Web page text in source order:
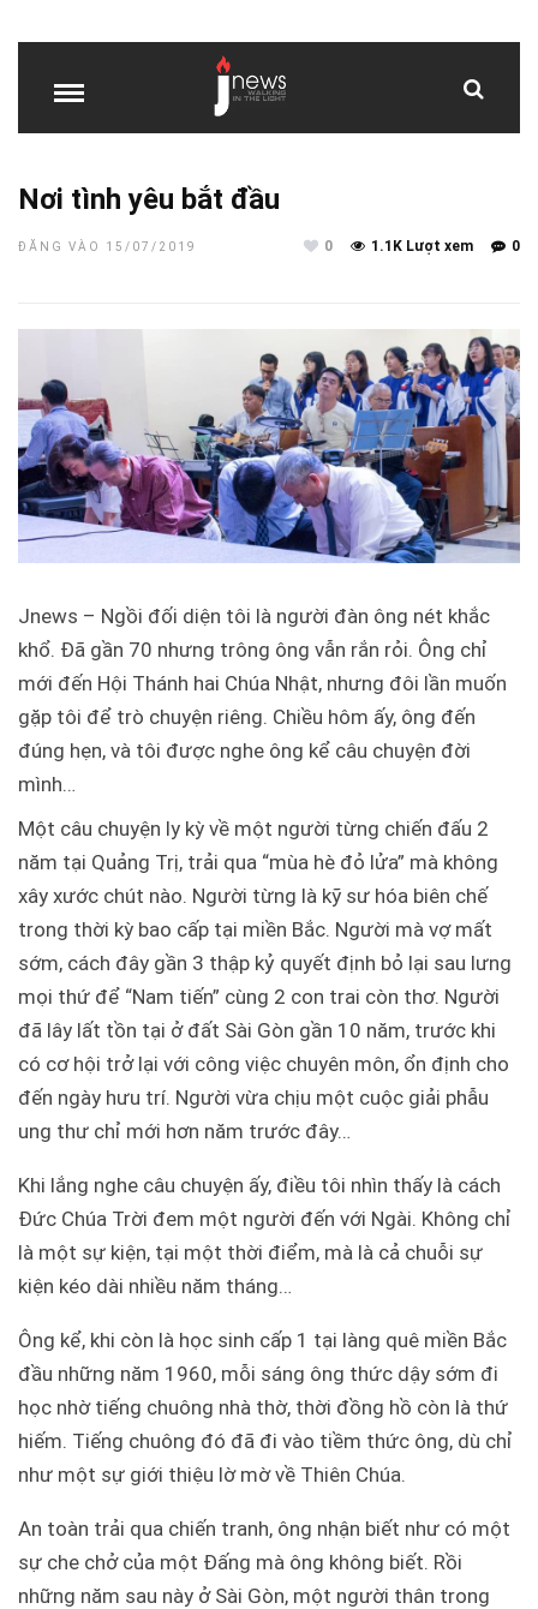
Nơi tình yêu bắt đầu
ĐĂNG VÀO 15/07/2019 0
1.1K Lượt xem
0
Jnews – Ngồi đối diện tôi là người đàn ông nét khắc
khổ. Đã gần 70 nhưng trông ông vẫn rắn rỏi. Ông chỉ
mới đến Hội Thánh hai Chúa Nhật, nhưng đôi lần muốn
gặp tôi để trò chuyện riêng. Chiều hôm ấy, ông đến
đúng hẹn, và tôi được nghe ông kể câu chuyện đời
mình…
Một câu chuyện ly kỳ về một người từng chiến đấu 2
năm tại Quảng Trị, trải qua “mùa hè đỏ lửa” mà không
xây xước chút nào. Người từng là kỹ sư hóa biên chế
trong thời kỳ bao cấp tại miền Bắc. Người mà vợ mất
sớm, cách đây gần 3 thập kỷ quyết định bỏ lại sau lưng
mọi thứ để “Nam tiến” cùng 2 con trai còn thơ. Người
đã lây lất tồn tại ở đất Sài Gòn gần 10 năm, trước khi
có cơ hội trở lại với công việc chuyên môn, ổn định cho
đến ngày hưu trí. Người vừa chịu một cuộc giải phẫu
ung thư chỉ mới hơn năm trước đây…
Khi lắng nghe câu chuyện ấy, điều tôi nhìn thấy là cách
Đức Chúa Trời đem một người đến với Ngài. Không chỉ
là một sự kiện, tại một thời điểm, mà là cả chuỗi sự
kiện kéo dài nhiều năm tháng…
Ông kể, khi còn là học sinh cấp 1 tại làng quê miền Bắc
đầu những năm 1960, mỗi sáng ông thức dậy sớm đi
học nhờ tiếng chuông nhà thờ, thời đồng hồ còn là thứ
hiếm. Tiếng chuông đó đã đi vào tiềm thức ông, dù chỉ
như một sự giới thiệu lờ mờ về Thiên Chúa.
An toàn trải qua chiến tranh, ông nhận biết như có một
sự che chở của một Đấng mà ông không biết. Rồi
những năm sau này ở Sài Gòn, một người thân trong